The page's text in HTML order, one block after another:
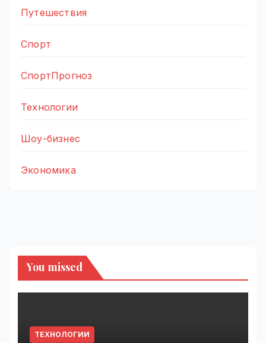
Путешествия
Спорт
СпортПрогноз
Технологии
Шоу-бизнес
Экономика
You missed
ТЕХНОЛОГИИ